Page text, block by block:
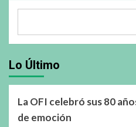
Lo Último
La OFI celebró sus 80
de emoción